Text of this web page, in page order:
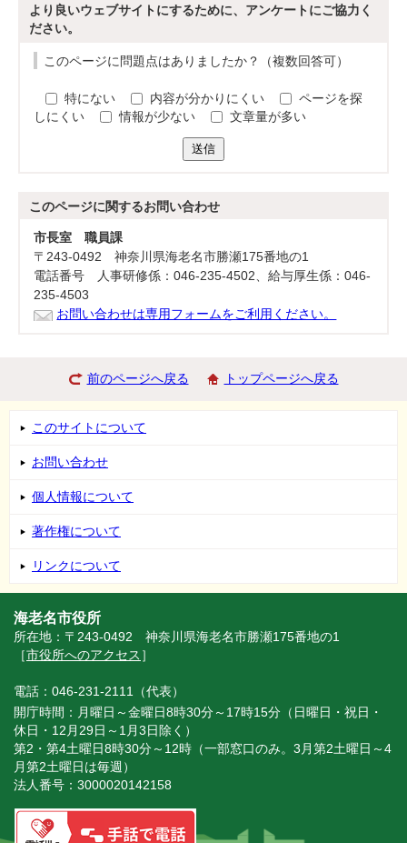
より良いウェブサイトにするために、アンケートにご協力く
ださい。
このページに問題点はありましたか？（複数回答可）
特にない 内容が分かりにくい
ページを探
しにくい
情報が少ない 文章量が多い
送信
このページに関するお問い合わせ
市長室 職員課
〒243-0492 神奈川県海老名市勝瀬175番地の1
電話番号 人事研修係：046-235-4502、給与厚生係：046-
235-4503
お問い合わせは専用フォームをご利用ください。
前のページへ戻る トップページへ戻る
このサイトについて
お問い合わせ
個人情報について
著作権について
リンクについて
海老名市役所
所在地：〒243-0492 神奈川県海老名市勝瀬175番地の1
［市役所へのアクセス ］
電話：046-231-2111（代表）
開庁時間：月曜日～金曜日8時30分～17時15分（日曜日・祝日・
休日・12月29日～1月3日除く）
第2・第4土曜日8時30分～12時（一部窓口のみ。3月第2土曜日～4
月第2土曜日は毎週）
法人番号：3000020142158